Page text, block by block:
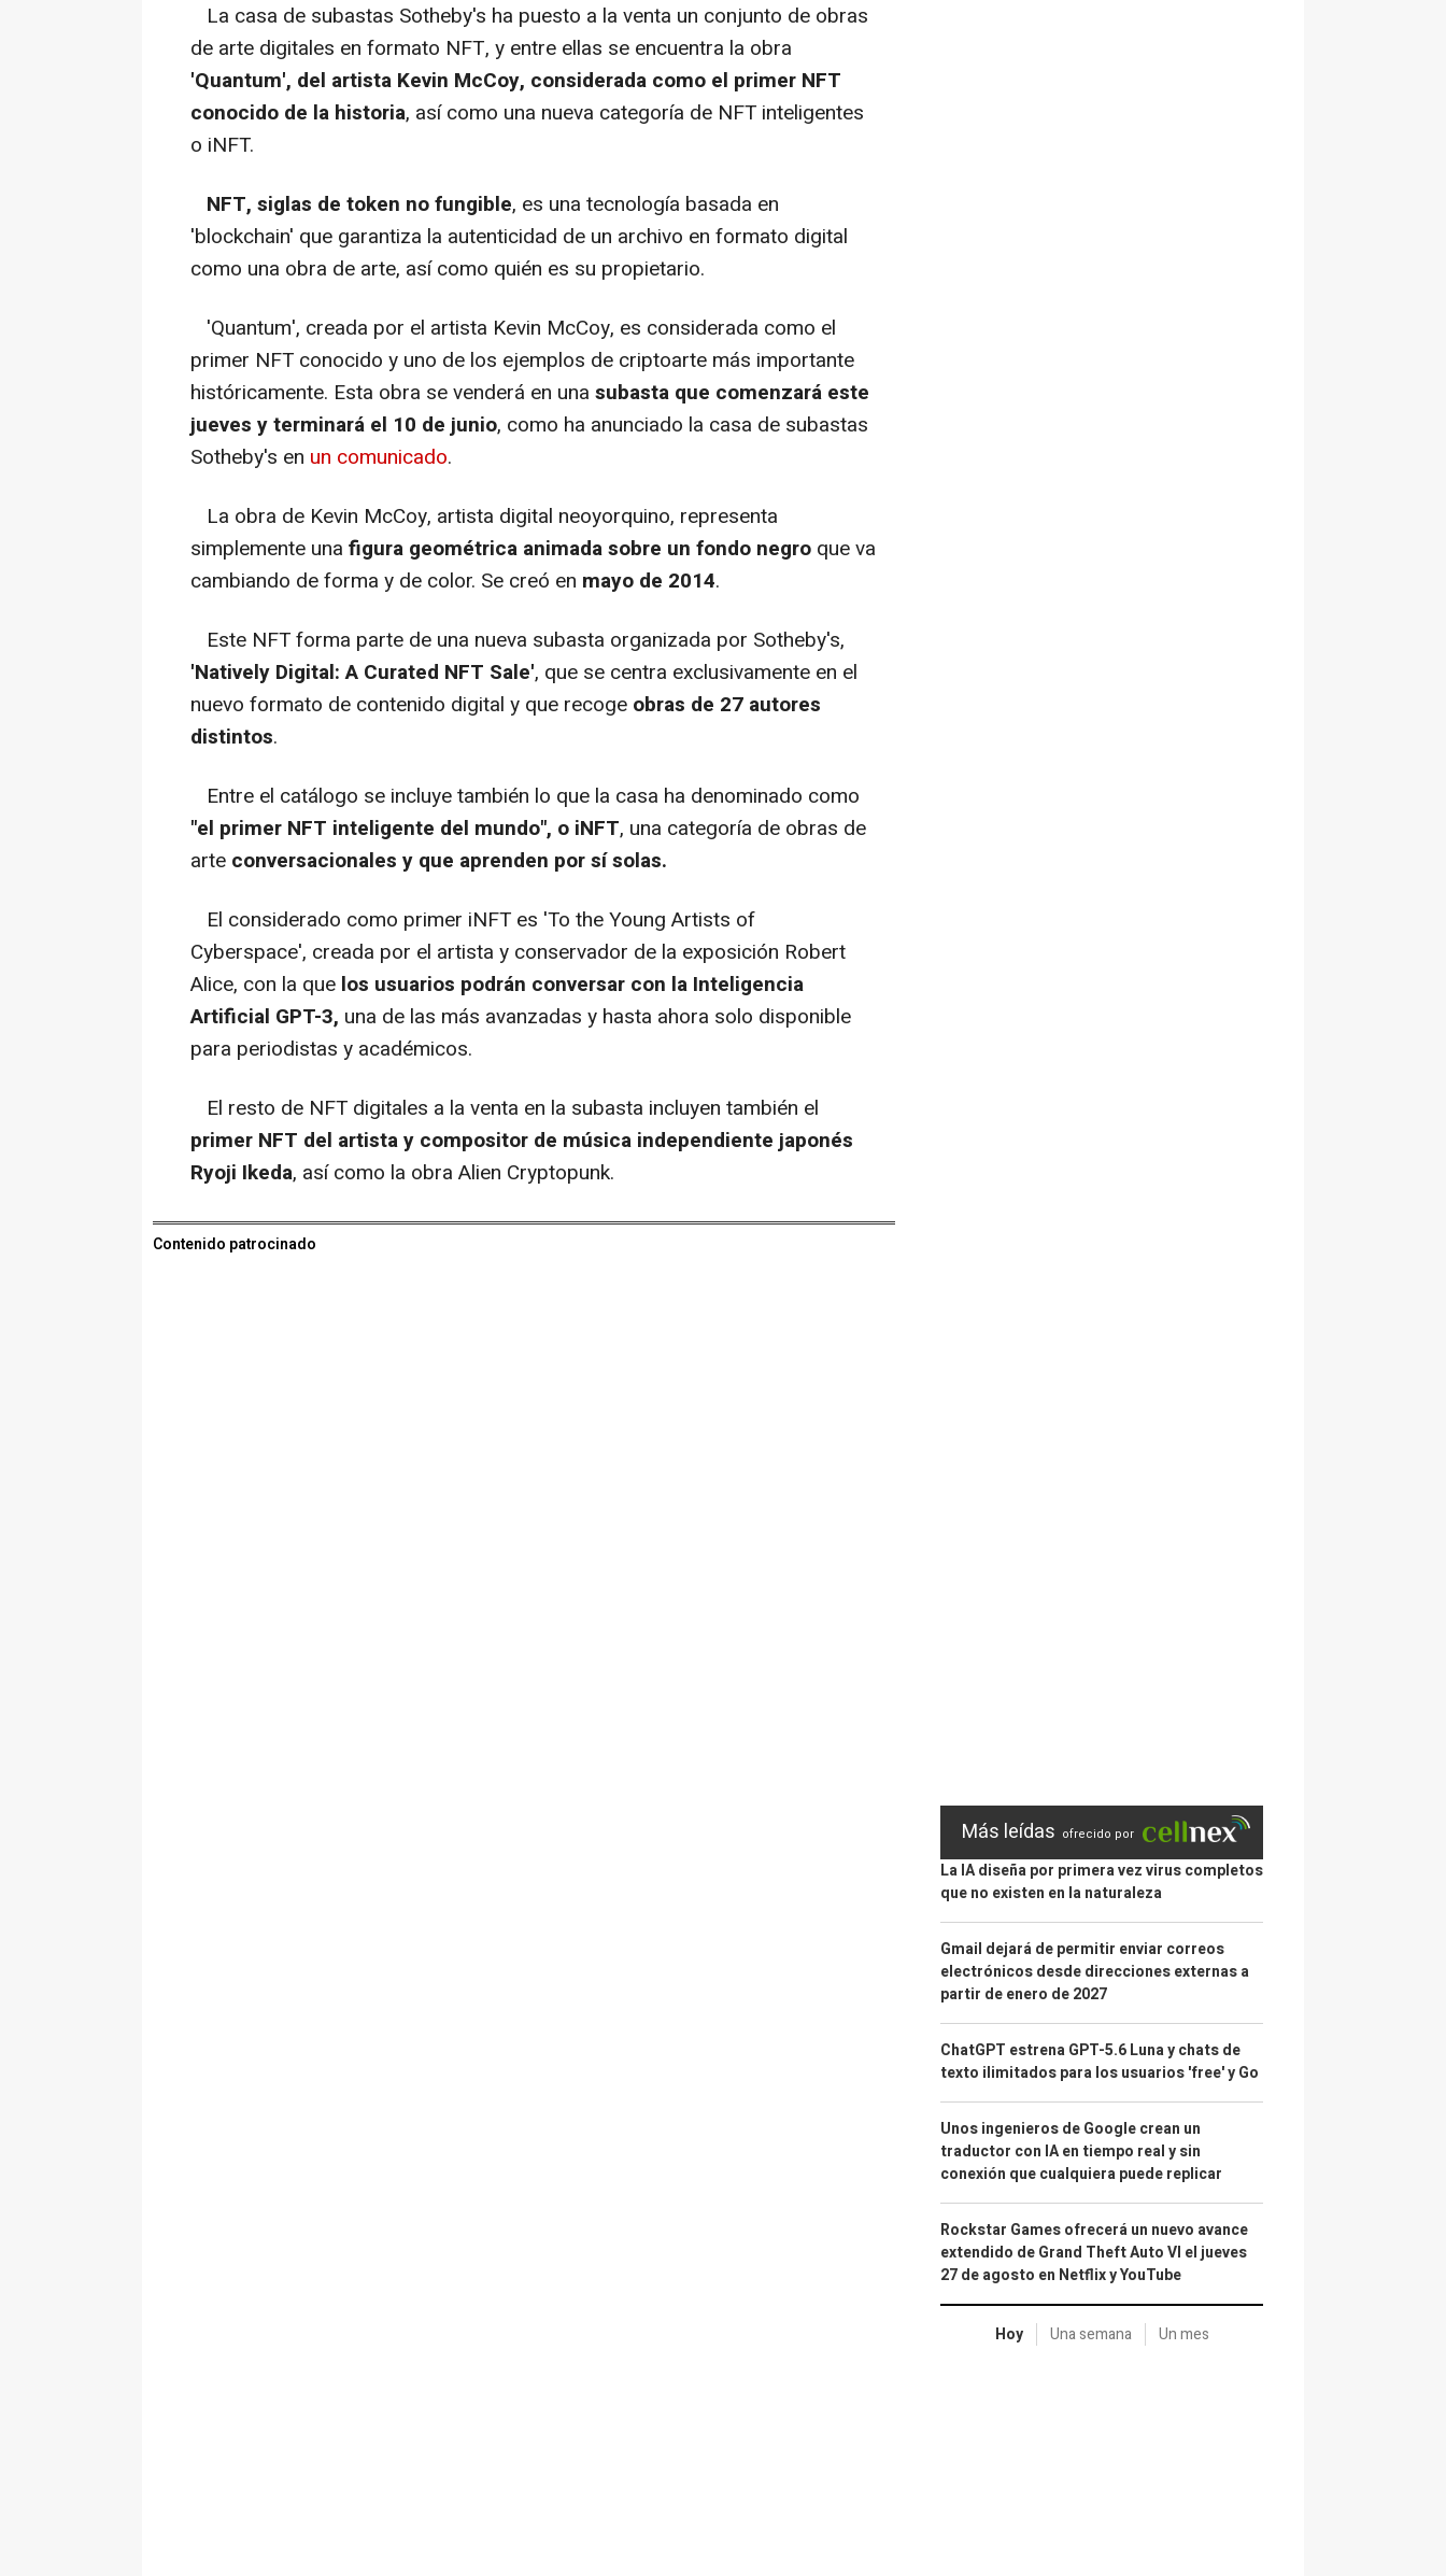
La casa de subastas Sotheby's ha puesto a la venta un conjunto de obras
de arte digitales en formato NFT, y entre ellas se encuentra la obra
'Quantum', del artista Kevin McCoy, considerada como el primer NFT
conocido de la historia, así como una nueva categoría de NFT inteligentes
o iNFT.
NFT, siglas de token no fungible, es una tecnología basada en
'blockchain' que garantiza la autenticidad de un archivo en formato digital
como una obra de arte, así como quién es su propietario.
'Quantum', creada por el artista Kevin McCoy, es considerada como el
primer NFT conocido y uno de los ejemplos de criptoarte más importante
históricamente. Esta obra se venderá en una subasta que comenzará este
jueves y terminará el 10 de junio, como ha anunciado la casa de subastas
Sotheby's en un comunicado.
La obra de Kevin McCoy, artista digital neoyorquino, representa
simplemente una figura geométrica animada sobre un fondo negro que va
cambiando de forma y de color. Se creó en mayo de 2014.
Este NFT forma parte de una nueva subasta organizada por Sotheby's,
'Natively Digital: A Curated NFT Sale', que se centra exclusivamente en el
nuevo formato de contenido digital y que recoge obras de 27 autores
distintos.
Entre el catálogo se incluye también lo que la casa ha denominado como
"el primer NFT inteligente del mundo", o iNFT, una categoría de obras de
arte conversacionales y que aprenden por sí solas.
El considerado como primer iNFT es 'To the Young Artists of
Cyberspace', creada por el artista y conservador de la exposición Robert
Alice, con la que los usuarios podrán conversar con la Inteligencia
Artificial GPT-3, una de las más avanzadas y hasta ahora solo disponible
para periodistas y académicos.
El resto de NFT digitales a la venta en la subasta incluyen también el
primer NFT del artista y compositor de música independiente japonés
Ryoji Ikeda, así como la obra Alien Cryptopunk.
Contenido patrocinado
Más leídas ofrecido por
La IA diseña por primera vez virus completos
que no existen en la naturaleza
Gmail dejará de permitir enviar correos
electrónicos desde direcciones externas a
partir de enero de 2027
ChatGPT estrena GPT-5.6 Luna y chats de
texto ilimitados para los usuarios 'free' y Go
Unos ingenieros de Google crean un
traductor con IA en tiempo real y sin
conexión que cualquiera puede replicar
Rockstar Games ofrecerá un nuevo avance
extendido de Grand Theft Auto VI el jueves
27 de agosto en Netflix y YouTube
Hoy Una semana Un mes